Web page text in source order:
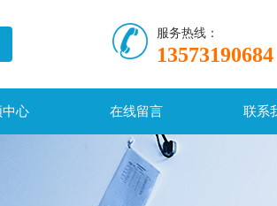
服务热线：
13573190684
心 在线留言 联系